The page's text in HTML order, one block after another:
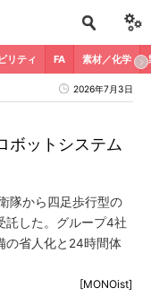
リティ FA 素材／化学
2026年7月3日
ボットシステム
隊から四足歩行型の
託した。グループ4社
の省人化と24時間体
[MONOist]